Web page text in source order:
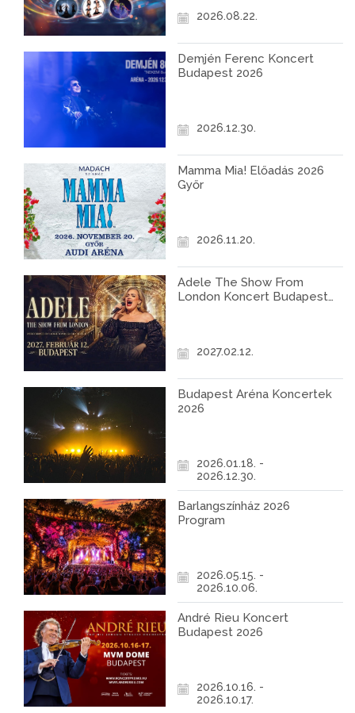
2026.08.22.
Demjén Ferenc Koncert
Budapest 2026
2026.12.30.
Mamma Mia! Előadás 2026
Győr
2026.11.20.
Adele The Show From
London Koncert Budapest
2027.02.12.
Budapest Aréna Koncertek
2026
2026.01.18. -
2026.12.30.
Barlangszínház 2026
Program
2026.05.15. -
2026.10.06.
André Rieu Koncert
Budapest 2026
2026.10.16. -
2026.10.17.